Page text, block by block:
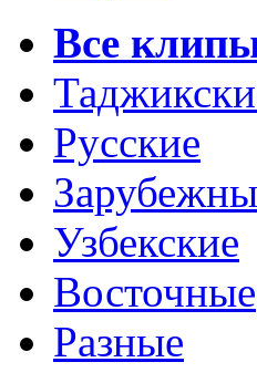
Все
Русские
Узбекские
Восточные
Разные